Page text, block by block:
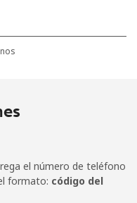
15 min por
⁦$5⁩
333 min por
-
el número de teléfono
formato: código del